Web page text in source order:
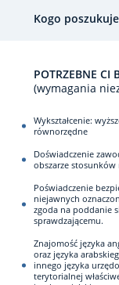
Kogo
POTRZEBNE CI
(wymagania
Wykształcenie:
równorzędne
Doświadczenie
obszarze
Poświadczenie
niejawnych
zgoda na poddanie
sprawdzającemu.
Znajomość języka
oraz języka
innego języka
terytorialnej